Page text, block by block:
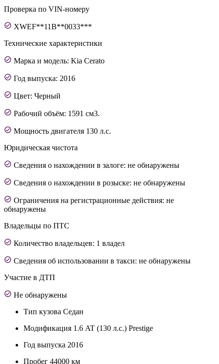
Проверка по VIN-номеру
XWEF**11B**0033***
Технические характеристики
Марка и модель: Kia Cerato
Год выпуска: 2016
Цвет: Черный
Рабочий объём: 1591 см3.
Мощность двигателя 130 л.с.
Юридическая чистота
Сведения о нахождении в залоге: не обнаружены
Сведения о нахождении в розыске: не обнаружены
Ограничения на регистрационные действия: не
обнаружены
Владельцы по ПТС
Количество владельцев: 1 владел
Сведения об использовании в такси: не обнаружены
Участие в ДТП
Не обнаружены
Тип кузова Седан
Модификация 1.6 AT (130 л.с.) Prestige
Год выпуска 2016
Пробег 44000 км